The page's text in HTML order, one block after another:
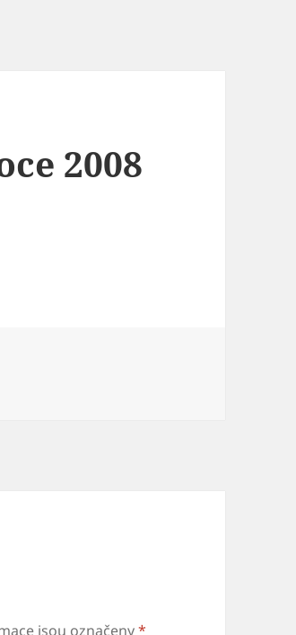
2008
jsou označeny*